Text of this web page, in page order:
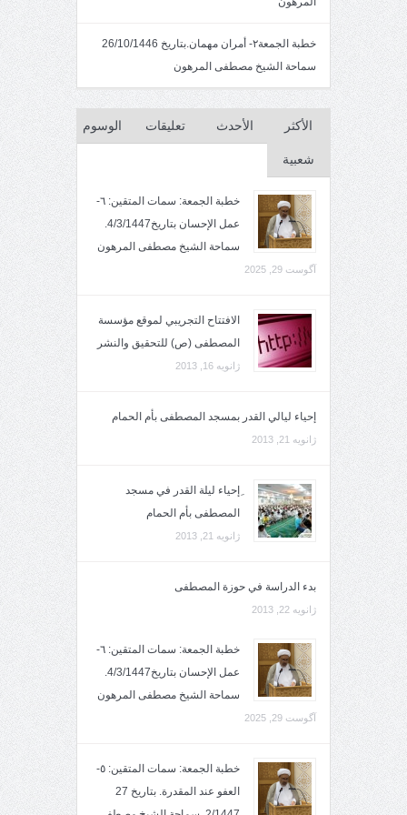
خطبة الجمعة٢- أمران مهمان.بتاريخ 26/10/1446
سماحة الشيخ مصطفى المرهون
الأكثر
شعبية
الأحدث تعليقات الوسوم
خطبة الجمعة: سمات المتقين: ٦-
عمل الإحسان بتاريخ4/3/1447.
سماحة الشيخ مصطفى المرهون
آگوست 29, 2025
الافتتاح التجريبي لموقع مؤسسة
المصطفى (ص) للتحقيق والنشر
ژانویه 16, 2013
إحياء ليالي القدر بمسجد المصطفى بأم الحمام
ژانویه 21, 2013
ِإحياء ليلة القدر في مسجد
المصطفى بأم الحمام
ژانویه 21, 2013
بدء الدراسة في حوزة المصطفى
ژانویه 22, 2013
خطبة الجمعة: سمات المتقين: ٦-
عمل الإحسان بتاريخ4/3/1447.
سماحة الشيخ مصطفى المرهون
آگوست 29, 2025
خطبة الجمعة: سمات المتقين: ٥-
العفو عند المقدرة. بتاريخ 27